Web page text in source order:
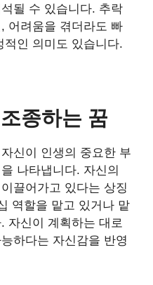
될 수 있습니다. 추락
어려움을 겪더라도 빠
인 의미도 있습니다.
종하는 꿈
신이 인생의 중요한 부
나타냅니다. 자신의
끌어가고 있다는 상징
역할을 맡고 있거나 맡
자신이 계획하는 대로
하다는 자신감을 반영